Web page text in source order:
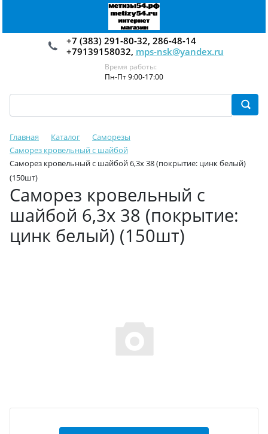
+7 (383) 291-80-32, 286-48-14
+79139158032, mps-nsk@yandex.ru
Время работы:
Пн-Пт 9:00-17:00
Главная Каталог
Саморезы
Саморез кровельный с шайбой
Саморез кровельный с шайбой 6,3х 38 (покрытие: цинк белый)
(150шт)
Саморез кровельный с
шайбой 6,3х 38 (покрытие:
цинк белый) (150шт)